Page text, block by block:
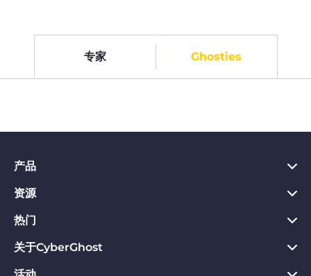
专家 Ghosties
产品
PC VPN应用
Chrome VPN应用
Mac VPN应用
Android VPN应用
资源
VPN是什么
Privacy Hub
隐私保护工具
热门
CyberGhost VPN评价
VPN免费试用
关于CyberGhost